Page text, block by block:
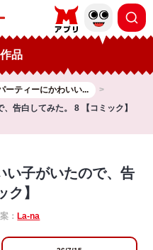
品
ーティーにかわいい...
告白してみた。 8 【コミック】
い子がいたので、告
】
： La-na